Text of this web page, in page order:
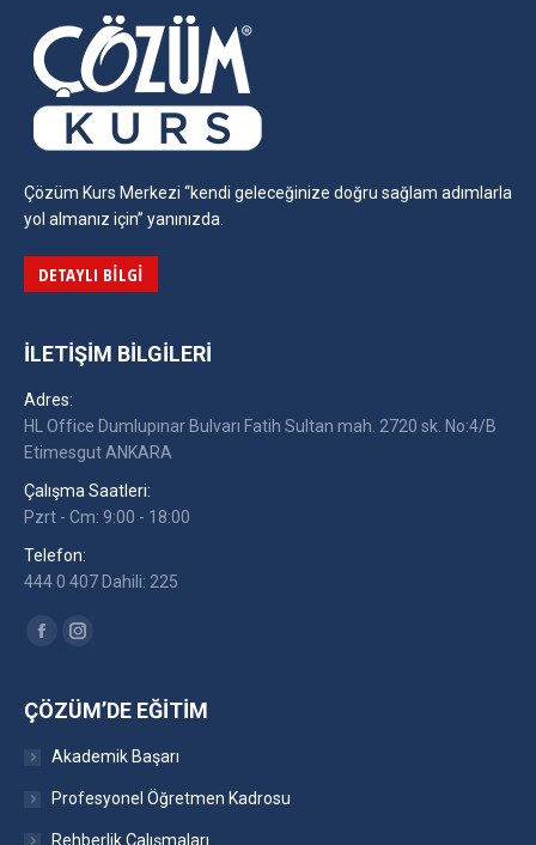
Çözüm Kurs Merkezi “kendi geleceğinize doğru sağlam adımlarla
yol almanız için” yanınızda.
DETAYLI BILGI
İLETIŞIM BILGILERI
Adres:
HL Office Dumlupınar Bulvarı Fatih Sultan mah. 2720 sk. No:4/B
Etimesgut ANKARA
Çalışma Saatleri:
Pzrt - Cm: 9:00 - 18:00
Telefon:
444 0 407 Dahili: 225
Find us on:
FacebookInstagram
ÇÖZÜM’DE EĞITIM
Akademik Başarı
Profesyonel Öğretmen Kadrosu
Rehberlik Çalışmaları